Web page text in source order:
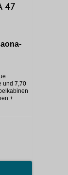
47
und 7,70
+